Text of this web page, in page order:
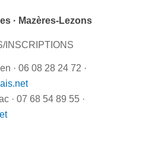
· Mazères-Lezons
INSCRIPTIONS
· 06 08 28 24 72 ·
· 07 68 54 89 55 ·